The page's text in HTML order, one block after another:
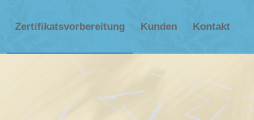
Zertifikatsvorbereitung Kunden Kontakt